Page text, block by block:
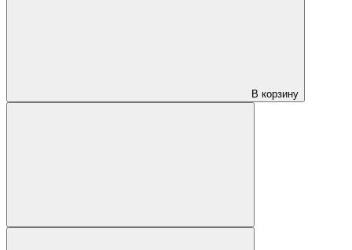
В корзину